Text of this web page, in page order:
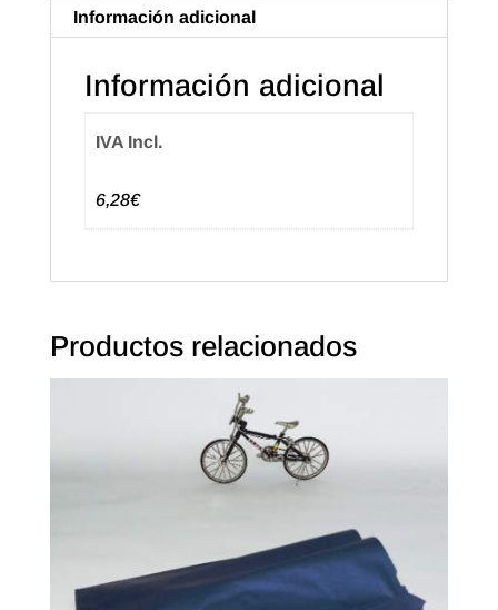
Brillo
(50u.)
cantidad
Información adicional
Información adicional
IVA Incl.
6,28€
Productos relacionados